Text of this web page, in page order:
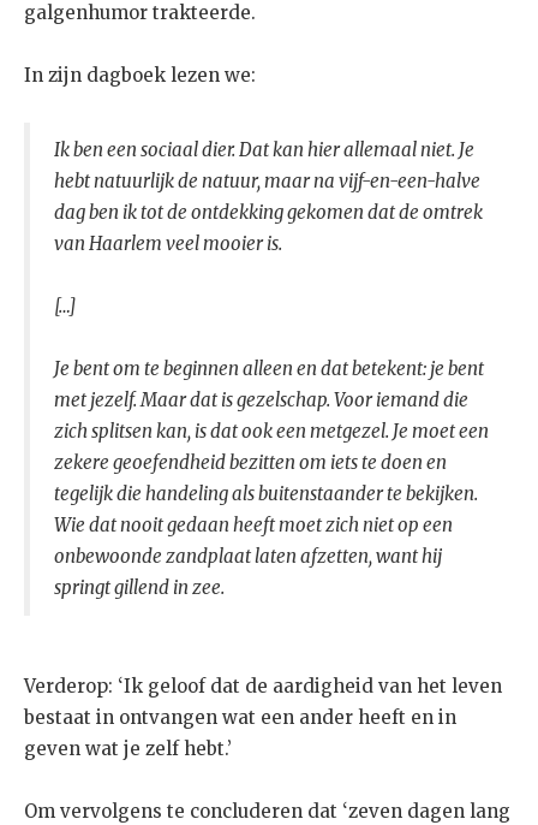
galgenhumor trakteerde.
In zijn dagboek lezen we:
Ik ben een sociaal dier. Dat kan hier allemaal niet. Je
hebt natuurlijk de natuur, maar na vijf-en-een-halve
dag ben ik tot de ontdekking gekomen dat de omtrek
van Haarlem veel mooier is.
[…]
Je bent om te beginnen alleen en dat betekent: je bent
met jezelf. Maar dat is gezelschap. Voor iemand die
zich splitsen kan, is dat ook een metgezel. Je moet een
zekere geoefendheid bezitten om iets te doen en
tegelijk die handeling als buitenstaander te bekijken.
Wie dat nooit gedaan heeft moet zich niet op een
onbewoonde zandplaat laten afzetten, want hij
springt gillend in zee.
Verderop: ‘Ik geloof dat de aardigheid van het leven
bestaat in ontvangen wat een ander heeft en in
geven wat je zelf hebt.’
Om vervolgens te concluderen dat ‘zeven dagen lang